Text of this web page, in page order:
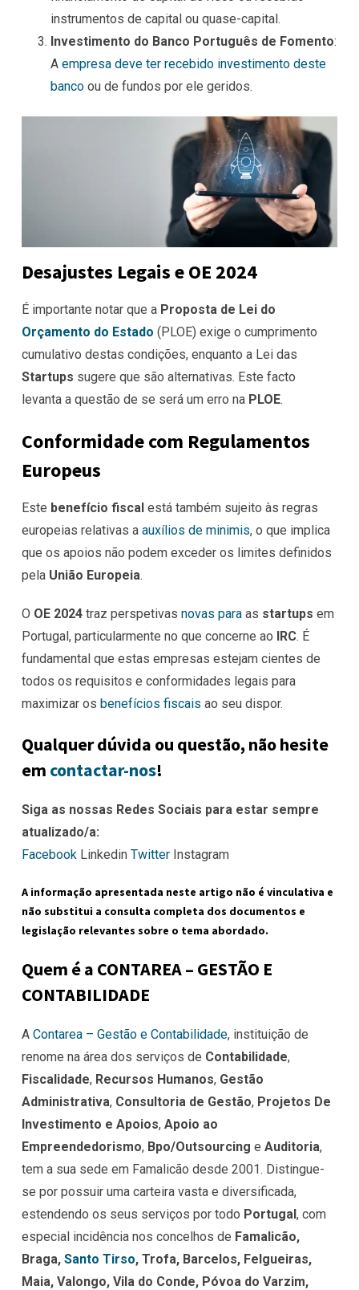
instrumentos de capital ou quase-capital.
Investimento do Banco Português de Fomento:
A empresa deve ter recebido investimento deste
banco ou de fundos por ele geridos.
Desajustes Legais e OE 2024
É importante notar que a Proposta de Lei do
Orçamento do Estado (PLOE) exige o cumprimento
cumulativo destas condições, enquanto a Lei das
Startups sugere que são alternativas. Este facto
levanta a questão de se será um erro na PLOE.
Conformidade com Regulamentos
Europeus
Este benefício fiscal está também sujeito às regras
europeias relativas a auxílios de minimis, o que implica
que os apoios não podem exceder os limites definidos
pela União Europeia.
O OE 2024 traz perspetivas novas para as startups em
Portugal, particularmente no que concerne ao IRC. É
fundamental que estas empresas estejam cientes de
todos os requisitos e conformidades legais para
maximizar os benefícios fiscais ao seu dispor.
Qualquer dúvida ou questão, não hesite
em contactar-nos!
Siga as nossas Redes Sociais para estar sempre
atualizado/a:
Facebook Linkedin Twitter Instagram
A informação apresentada neste artigo não é vinculativa e
não substitui a consulta completa dos documentos e
legislação relevantes sobre o tema abordado.
Quem é a CONTAREA – GESTÃO E
CONTABILIDADE
A Contarea – Gestão e Contabilidade, instituição de
renome na área dos serviços de Contabilidade,
Fiscalidade, Recursos Humanos, Gestão
Administrativa, Consultoria de Gestão, Projetos De
Investimento e Apoios, Apoio ao
Empreendedorismo, Bpo/Outsourcing e Auditoria,
tem a sua sede em Famalicão desde 2001. Distingue-
se por possuir uma carteira vasta e diversificada,
estendendo os seus serviços por todo Portugal, com
especial incidência nos concelhos de Famalicão,
Braga, Santo Tirso, Trofa, Barcelos, Felgueiras,
Maia, Valongo, Vila do Conde, Póvoa do Varzim,